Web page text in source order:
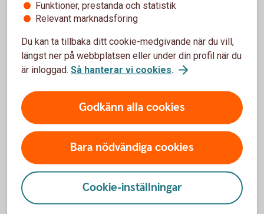
Spara hållbart
sparpengarna göra skillnad.
Hållbarafonder
Alla våra fonder
Funktioner, prestanda och statistik
Relevant marknadsföring
Du kan ta tillbaka ditt cookie-medgivande när du vill,
längst ner på webbplatsen eller under din profil när du
är inloggad. Så hanterar vi cookies.
Godkänn alla cookies
Bara nödvändiga cookies
Cookie-inställningar